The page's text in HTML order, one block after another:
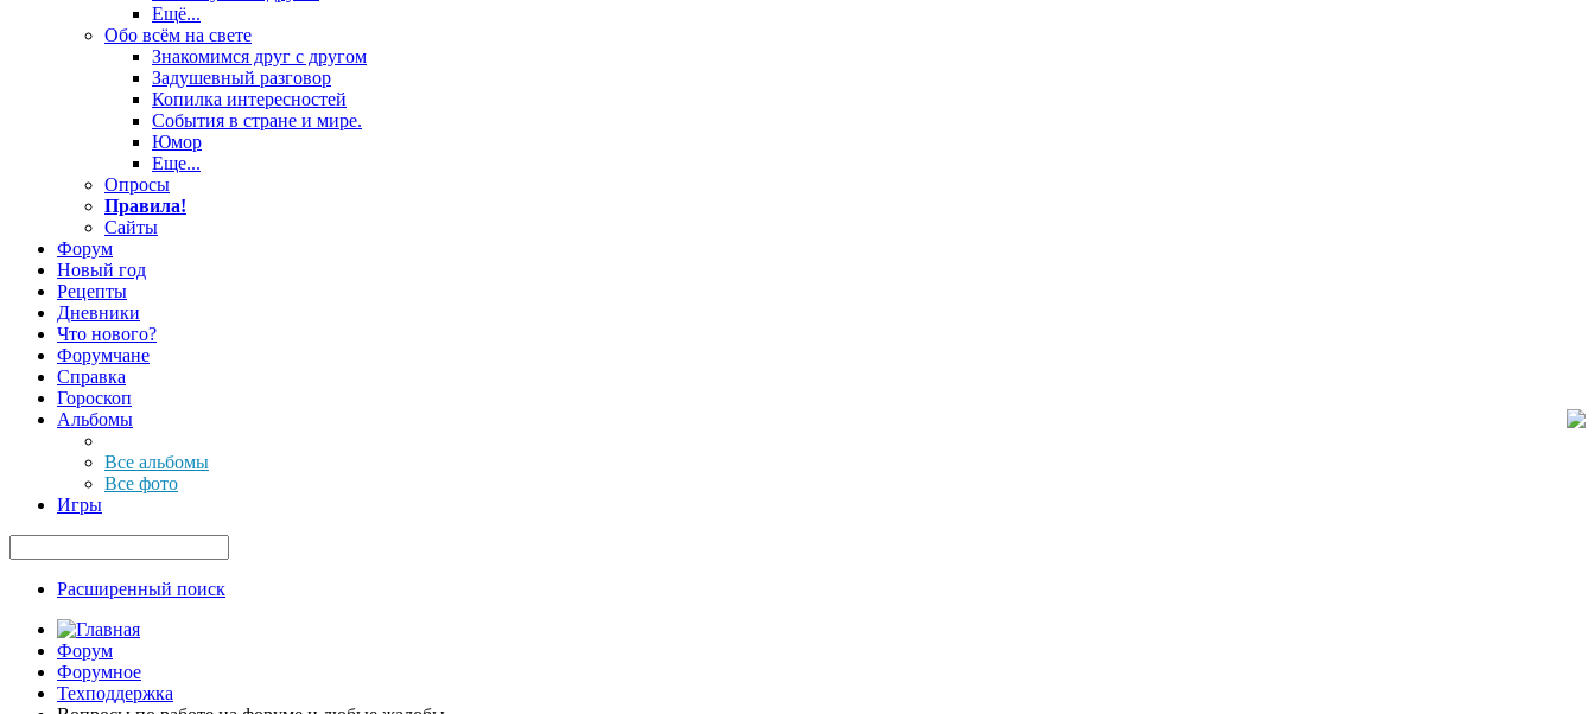
Ещё...
Обо всём на свете
Знакомимся друг с другом
Задушевный разговор
Копилка интересностей
События в стране и мире.
Юмор
Еще...
Опросы
Правила!
Сайты
Форум
Новый год
Рецепты
Дневники
Что нового?
Форумчане
Справка
Гороскоп
Альбомы
Все альбомы
Все фото
Игры
Расширенный поиск
Форум
Форумное
Техподдержка